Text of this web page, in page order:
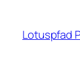
springen
Lotuspfad